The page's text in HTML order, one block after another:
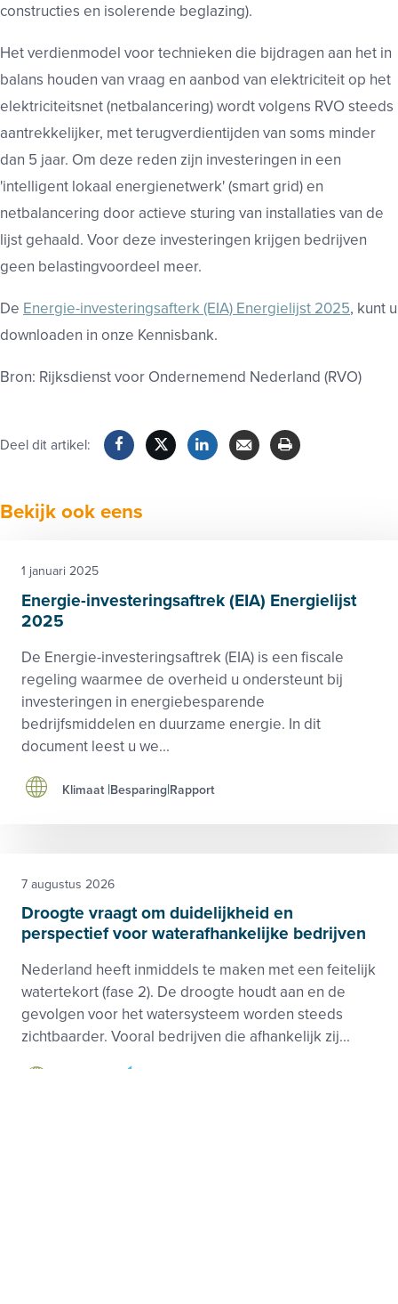
constructies en isolerende beglazing).
Het verdienmodel voor technieken die bijdragen aan het in
balans houden van vraag en aanbod van elektriciteit op het
elektriciteitsnet (netbalancering) wordt volgens RVO steeds
aantrekkelijker, met terugverdientijden van soms minder
dan 5 jaar. Om deze reden zijn investeringen in een
'intelligent lokaal energienetwerk' (smart grid) en
netbalancering door actieve sturing van installaties van de
lijst gehaald. Voor deze investeringen krijgen bedrijven
geen belastingvoordeel meer.
De Energie-investeringsafterk (EIA) Energielijst 2025, kunt u
downloaden in onze Kennisbank.
Bron: Rijksdienst voor Ondernemend Nederland (RVO)
Deel dit artikel:
Bekijk ook eens
Energie-investeringsaftrek (EIA) Energielijst
2025
De Energie-investeringsaftrek (EIA) is een fiscale
regeling waarmee de overheid u ondersteunt bij
investeringen in energiebesparende
bedrijfsmiddelen en duurzame energie. In dit
document leest u we...
1 januari 2025
Klimaat Besparing Rapport
Droogte vraagt om duidelijkheid en
perspectief voor waterafhankelijke bedrijven
Nederland heeft inmiddels te maken met een feitelijk
watertekort (fase 2). De droogte houdt aan en de
gevolgen voor het watersysteem worden steeds
zichtbaarder. Vooral bedrijven die afhankelijk zij...
7 augustus 2026